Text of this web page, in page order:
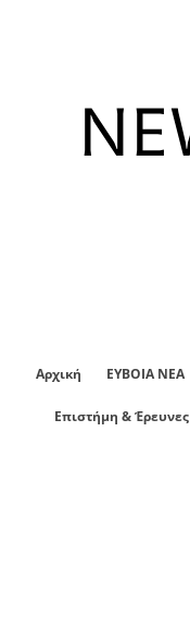
Αρχική ΕΥΒΟΙΑ ΝΕΑ
Επιστήμη & Έρευνες